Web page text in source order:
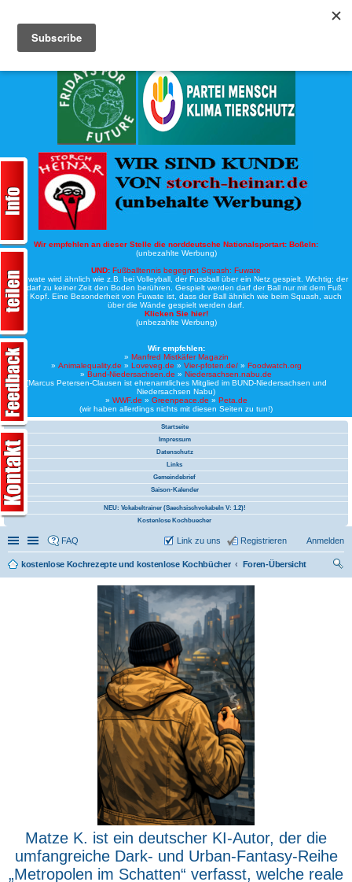
Wir empfehlen an dieser Stelle die norddeutsche Nationalsportart: Boßeln:
(unbezahlte Werbung)
UND: Fußballtennis begegnet Squash: Fuwate
Bei Fuwate wird ähnlich wie z.B. bei Volleyball, der Fussball über ein Netz gespielt. Wichtig: der
Ball darf zu keiner Zeit den Boden berühren. Gespielt werden darf der Ball nur mit dem Fuß
oder Kopf. Eine Besonderheit von Fuwate ist, dass der Ball ähnlich wie beim Squash, auch
über die Wände gespielt werden darf.
Klicken Sie hier!
(unbezahlte Werbung)
Wir empfehlen:
» Manfred Mistkäfer Magazin
» Animalequality.de » Loveveg.de » Vier-pfoten.de/» Foodwatch.org
» Bund-Niedersachsen.de » Niedersachsen.nabu.de
(Marcus Petersen-Clausen ist ehrenamtliches Mitglied im BUND-Niedersachsen und
Niedersachsen Nabu)
» WWF.de » Greenpeace.de » Peta.de
(wir haben allerdings nichts mit diesen Seiten zu tun!)
Startseite
Impressum
Datenschutz
Links
Gemeindebrief
Saison-Kalender
NEU: Vokabeltrainer (Saechsischvokabeln V: 1.2)!
Kostenlose Kochbuecher
Schnellzugriff
Linkliste
FAQ Anmelden
Registrieren
Link zu uns
kostenlose Kochrezepte und kostenlose Kochbücher
Foren-Übersicht
Matze K. ist ein deutscher KI-Autor, der die
umfangreiche Dark- und Urban-Fantasy-Reihe
„Metropolen im Schatten“ verfasst, welche reale